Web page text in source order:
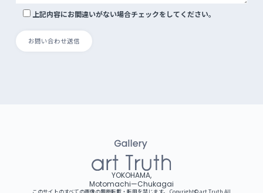
上記内容にお間違いがない場合チェックをしてください。
YOKOHAMA,
Motomachi—Chukagai